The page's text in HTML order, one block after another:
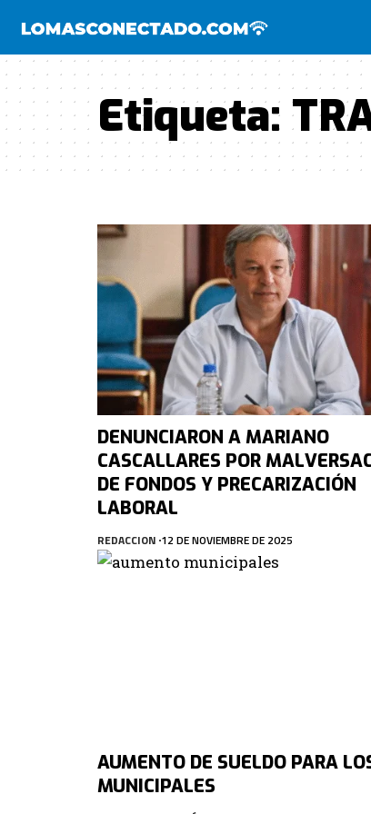
Etiqueta:
DENUNCIARON A MARIANO
CASCALLARES POR
DE FONDOS Y PRECARIZACIÓN
LABORAL
REDACCION 12 DE NOVIEMBRE DE 2025
AUMENTO DE SUELDO PARA
MUNICIPALES